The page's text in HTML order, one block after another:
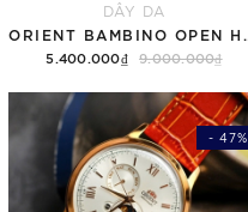
DÂY DA
5.400.000₫ 9.000.000₫
- 47%